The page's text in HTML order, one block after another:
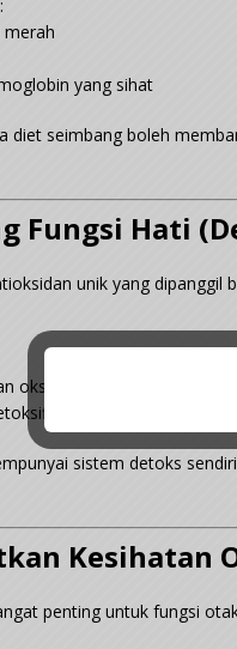
yang sihat
diet seimbang boleh
Fungsi Hati
unik yang dipanggil
oksidatif
semula jadi badan
sistem detoks
Kesihatan
penting untuk fungsi